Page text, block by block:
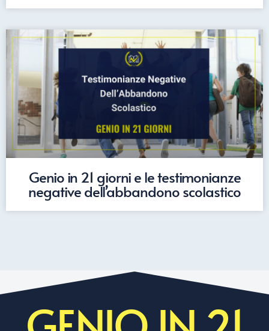
Genio in 21 giorni e le testimonianze
negative dell’abbandono scolastico